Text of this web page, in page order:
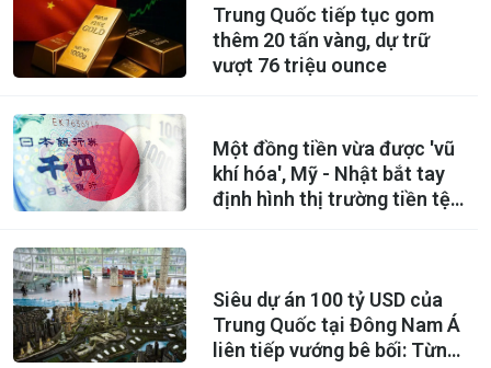
Trung Quốc tiếp tục gom
thêm 20 tấn vàng, dự trữ
vượt 76 triệu ounce
Một đồng tiền vừa được 'vũ
khí hóa', Mỹ - Nhật bắt tay
định hình thị trường tiền tệ
Siêu dự án 100 tỷ USD của
Trung Quốc tại Đông Nam Á
liên tiếp vướng bê bối: Từng